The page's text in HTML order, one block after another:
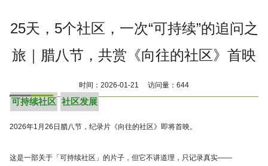
25天，5个社区，一次“可持续”的追问之
旅｜腊八节，共赏《向往的社区》首映
可持续社区 社区发展
时间：2026-01-21 访问量：644
2026年1月26日腊八节，纪录片《向往的社区》即将首映。
这是一部关于「可持续社区」的片子，但它不讲道理，只记录真实——